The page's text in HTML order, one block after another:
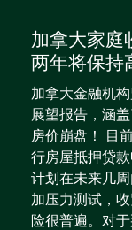
加拿大家庭
两年将保持
加拿大金融机
展望报告，涵
房价崩盘！ 目
行房屋抵押贷
计划在未来几
加压力测试，
险很普遍。对